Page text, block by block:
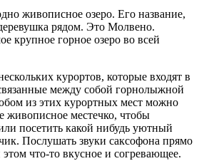
живописное озеро. Его название,
рядом. Это Молвено.
крупное горное озеро во всей
курортов, которые входят в
между собой горнолыжной
из этих курортных мест можно
живописное местечко, чтобы
посетить какой нибудь уютный
Послушать звуки саксофона прямо
что-то вкусное и согревающее.